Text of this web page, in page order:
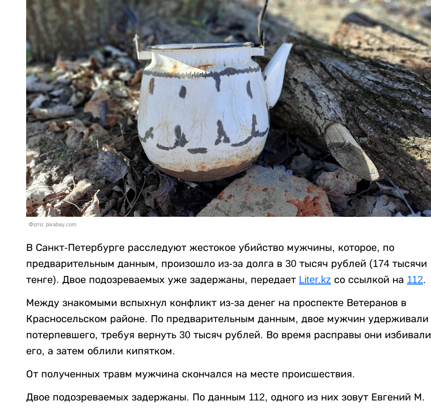
Фото: pixabay.com
В Санкт-Петербурге расследуют жестокое убийство мужчины, которое, по
предварительным данным, произошло из-за долга в 30 тысяч рублей (174 тысячи
тенге). Двое подозреваемых уже задержаны, передает Liter.kz со ссылкой на 112.
Между знакомыми вспыхнул конфликт из-за денег на проспекте Ветеранов в
Красносельском районе. По предварительным данным, двое мужчин удерживали
потерпевшего, требуя вернуть 30 тысяч рублей. Во время расправы они избивали
его, а затем облили кипятком.
От полученных травм мужчина скончался на месте происшествия.
Двое подозреваемых задержаны. По данным 112, одного из них зовут Евгений М.